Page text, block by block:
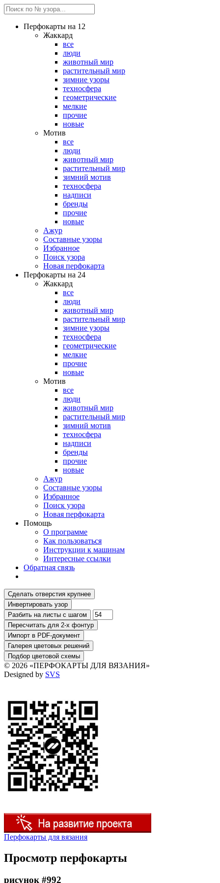
Перфокарты на 12
Жаккард
все
люди
животный мир
растительный мир
зимние узоры
техносфера
геометрические
мелкие
прочие
новые
Мотив
все
люди
животный мир
растительный мир
зимний мотив
техносфера
надписи
бренды
прочие
новые
Ажур
Составные узоры
Избранное
Поиск узора
Новая перфокарта
Перфокарты на 24
Жаккард
все
люди
животный мир
растительный мир
зимние узоры
техносфера
геометрические
мелкие
прочие
новые
Мотив
все
люди
животный мир
растительный мир
зимний мотив
техносфера
надписи
бренды
прочие
новые
Ажур
Составные узоры
Избранное
Поиск узора
Новая перфокарта
Помощь
О программе
Как пользоваться
Инструкции к машинам
Интересные ссылки
Обратная связь
© 2026 «ПЕРФОКАРТЫ ДЛЯ ВЯЗАНИЯ»
Designed by SVS
Перфокарты для вязания
Просмотр перфокарты
рисунок #992